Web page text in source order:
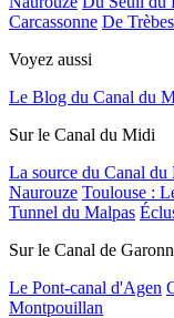
Carcassonne De
Voyez aussi
Le Blog du Canal du
Sur le Canal du Midi
La source du Canal du
Naurouze Toulouse :
Tunnel du Malpas
Sur le Canal de
Le Pont-canal d'Agen
Montpouillan